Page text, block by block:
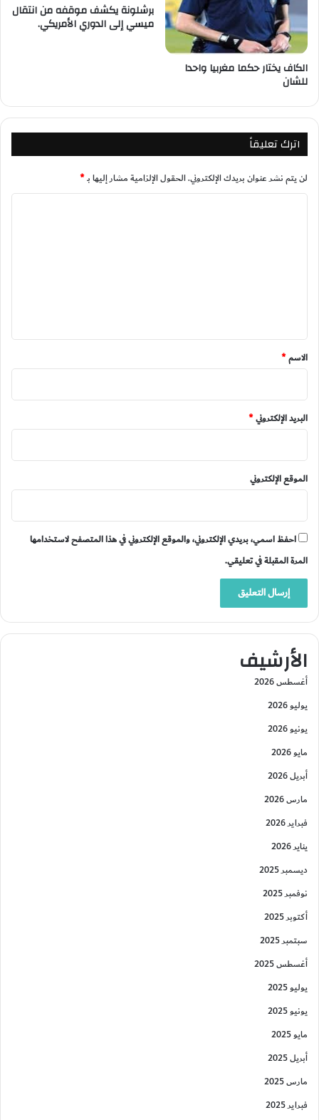
الكاف يختار حكما مغربيا واحدا
للشان
برشلونة يكشف موقفه من انتقال
ميسي إلى الدوري الأمريكي.
اترك تعليقاً
لن يتم نشر عنوان بريدك الإلكتروني.الحقول الإلزامية مشار إليها بـ*
*
الاسم*
البريد الإلكتروني*
الموقع الإلكتروني
احفظ اسمي، بريدي الإلكتروني، والموقع الإلكتروني في هذا المتصفح لاستخدامها
المرة المقبلة في تعليقي.
الأرشيف
أغسطس 2026
يوليو 2026
يونيو 2026
مايو 2026
أبريل 2026
مارس 2026
فبراير 2026
يناير 2026
ديسمبر 2025
نوفمبر 2025
أكتوبر 2025
سبتمبر 2025
أغسطس 2025
يوليو 2025
يونيو 2025
مايو 2025
أبريل 2025
مارس 2025
فبراير 2025